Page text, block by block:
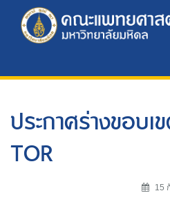
ประกาศร่างขอบเ
TOR
15